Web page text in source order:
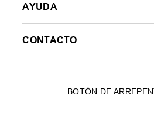
AYUDA
CONTACTO
BOTÓN DE